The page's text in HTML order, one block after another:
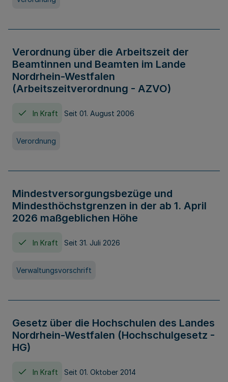
Verordnung über die Arbeitszeit der
Beamtinnen und Beamten im Lande
Nordrhein-Westfalen
(Arbeitszeitverordnung - AZVO)
In Kraft Seit 01. August 2006
Verordnung
Mindestversorgungsbezüge und
Mindesthöchstgrenzen in der ab 1. April
2026 maßgeblichen Höhe
In Kraft Seit 31. Juli 2026
Verwaltungsvorschrift
Gesetz über die Hochschulen des Landes
Nordrhein-Westfalen (Hochschulgesetz -
HG)
In Kraft Seit 01. Oktober 2014